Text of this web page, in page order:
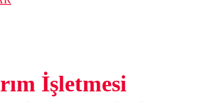
İşletmesi